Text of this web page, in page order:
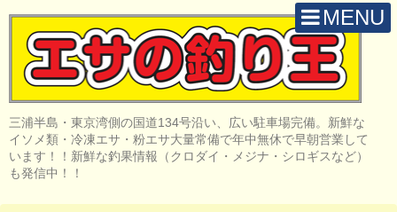
MENU
三浦半島・東京湾側の国道134号沿い、広い駐車場完備。新鮮な
イソメ類・冷凍エサ・粉エサ大量常備で年中無休で早朝営業して
います！！新鮮な釣果情報（クロダイ・メジナ・シロギスなど）
も発信中！！
H O M E
取 扱 商 品
釣 果 情 報